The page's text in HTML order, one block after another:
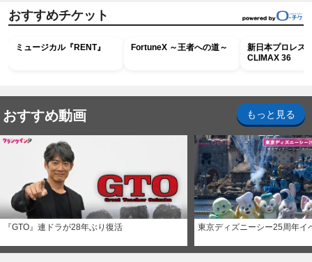
おすすめチケット
ミュージカル『RENT』 FortuneX ～王者への道～
新日本プロレス
CLIMAX 36
おすすめ動画 もっと見る
『GTO』連ドラが28年ぶり復活 東京ディズニーシー25周年イ